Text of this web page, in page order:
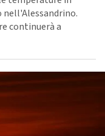
nell'Alessandrino.
continuerà a